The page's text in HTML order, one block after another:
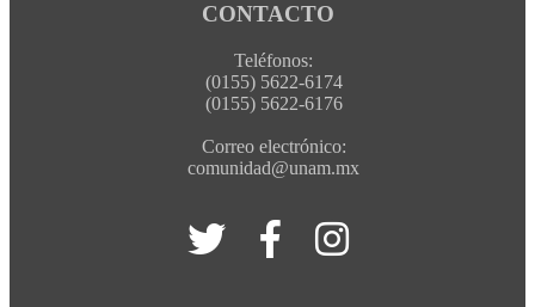
CONTACTO
Teléfonos:
(0155) 5622-6174
(0155) 5622-6176
Correo electrónico:
comunidad@unam.mx